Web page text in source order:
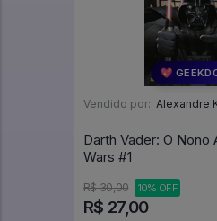
💖
Vendido por: Alexandre
Darth Vader: O Nono
Wars #1
R$ 30,00 10% OFF
R$ 27,00